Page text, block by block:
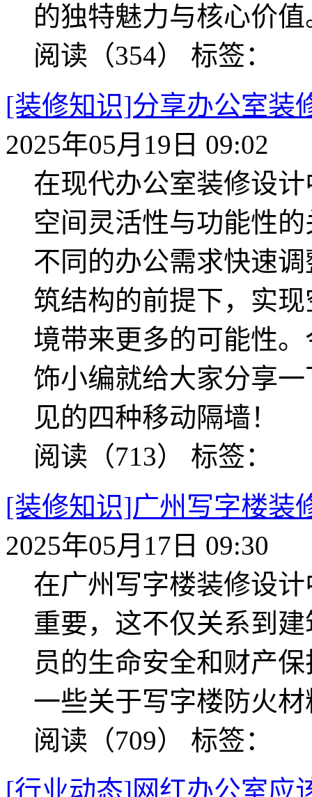
的独特魅力与核心价值
阅读（354） 标签：
[装修知识]分享办公室装
2025年05月19日 09:02
在现代办公室装修设
空间灵活性与功能性
不同的办公需求快速
筑结构的前提下，实
境带来更多的可能性。
饰小编就给大家分享
见的四种移动隔墙！
阅读（713） 标签：
[装修知识]广州写字楼装
2025年05月17日 09:30
在广州写字楼装修设
重要，这不仅关系到
员的生命安全和财产
一些关于写字楼防火
阅读（709） 标签：
[行业动态]网红办公室应